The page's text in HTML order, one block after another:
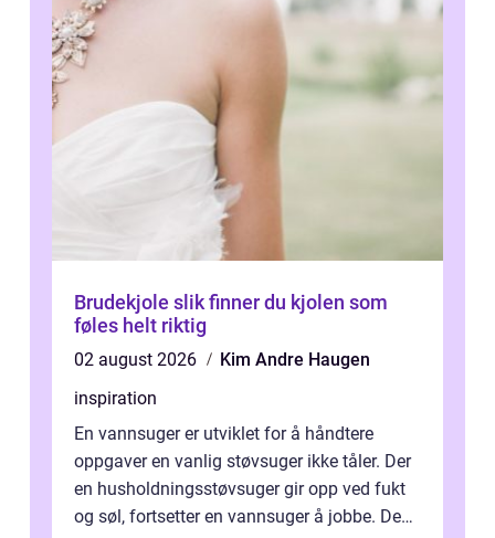
Brudekjole slik finner du kjolen som
føles helt riktig
02 august 2026
Kim Andre Haugen
inspiration
En vannsuger er utviklet for å håndtere
oppgaver en vanlig støvsuger ikke tåler. Der
en husholdningsstøvsuger gir opp ved fukt
og søl, fortsetter en vannsuger å jobbe. Den